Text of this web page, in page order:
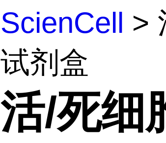
ScienCell >
试剂盒
活/死细